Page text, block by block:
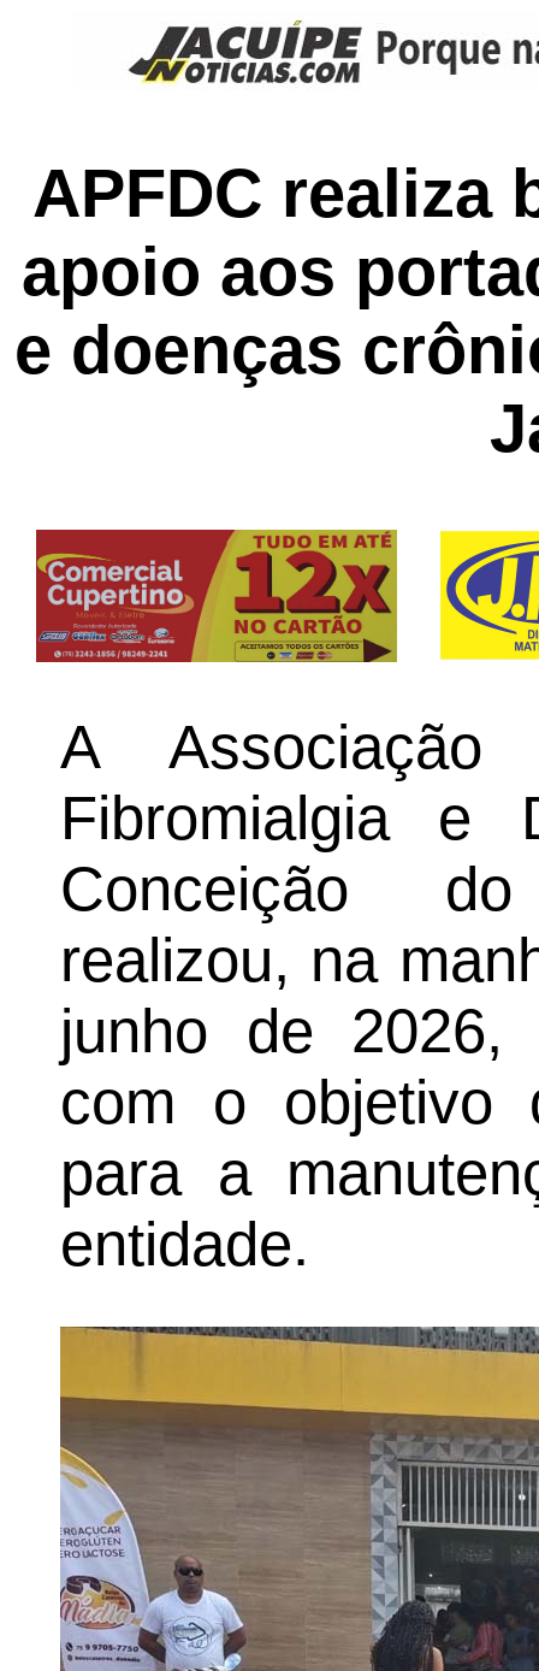
APFDC realiza
apoio aos
e doenças
A
Fibromialgia e
Conceição
realizou, na
junho de 2026,
com o objetivo
para a
entidade.